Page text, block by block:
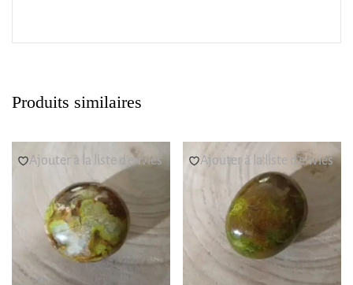
Produits similaires
Ajouter à la liste d’envies Ajouter à la liste d’envies